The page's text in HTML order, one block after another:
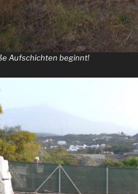
Aufschichten beginnt!